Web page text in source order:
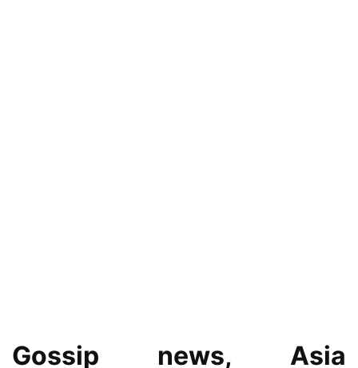
Gossip news, Asia